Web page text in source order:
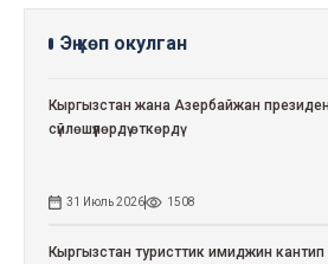
Эң көп окулган
Кыргызстан жана Азербайжан
сүйлөшүүлөрдү өткөрдү
31 Июль 2026 1508
Кыргызстан туристтик имиджин